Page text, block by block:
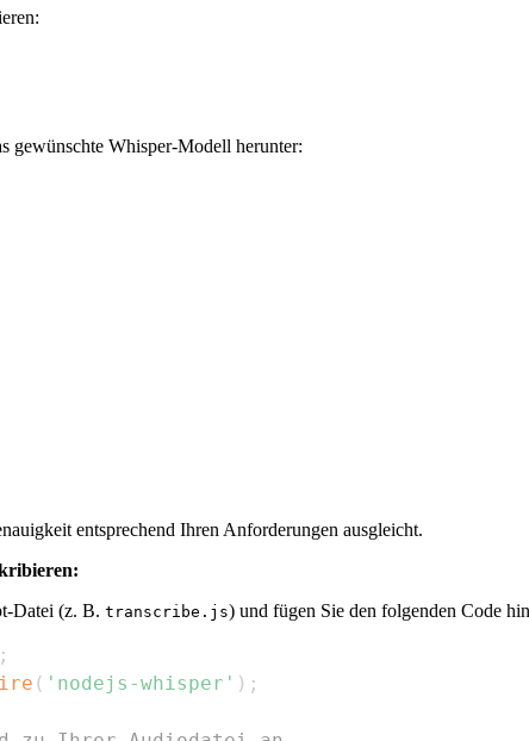
gewünschte Whisper-Modell herunter:
entsprechend Ihren Anforderungen ausgleicht.
Datei (z. B. transcribe.js) und fügen Sie den folgenden Code
;
( 'nodejs-whisper' ) ;